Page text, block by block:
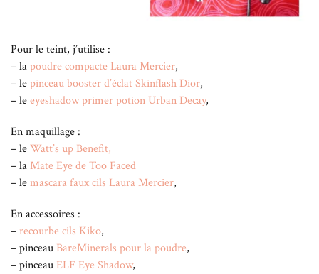
Pour le teint, j’utilise :
– lapoudre compacte Laura Mercier,
– lepinceau booster d’éclat Skinflash Dior,
– leeyeshadow primer potion Urban Decay,
En maquillage :
– leWatt’s up Benefit,
– laMate Eye de Too Faced
– lemascara faux cils Laura Mercier,
En accessoires :
–recourbe cils Kiko,
– pinceau BareMinerals pour la poudre,
– pinceauELF Eye Shadow,